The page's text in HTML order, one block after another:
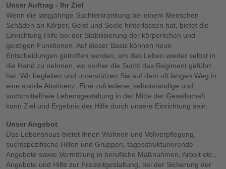
Unser Auftrag - Ihr Ziel
Wenn die langjährige Suchterkrankung bei einem Menschen
Schäden an Körper, Geist und Seele hinterlassen hat, bietet die
Einrichtung Hilfe bei der Stabilisierung der körperlichen und
geistigen Funktionen. Auf dieser Basis können neue
Entscheidungen getroffen werden, um das Leben wieder selbst in
die Hand zu nehmen, wo vorher die Sucht das Regiment geführt
hat. Wir begleiten und unterstützen Sie auf dem oft langen Weg in
eine stabile Abstinenz. Eine zufriedene, selbstständige und
suchtmittelfreie Lebensgestaltung in der Mitte der Gesellschaft
kann Ziel und Ergebnis der Hilfe durch unsere Einrichtung sein.
Unser Angebot
Das Lebenshaus bietet Ihnen Wohnen und Vollverpflegung,
suchtspezifische Hilfen und Gruppen, tagesstrukturierende
Angebote sowie Vermittlung in berufliche Maßnahmen, Arbeit etc.,
Angebote und Hilfe zur Freizeitgestaltung, bei der Sicherung der